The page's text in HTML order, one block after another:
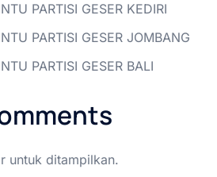
PARTISI GESER KEDIRI
PARTISI GESER JOMBANG
PARTISI GESER BALI
untuk ditampilkan.